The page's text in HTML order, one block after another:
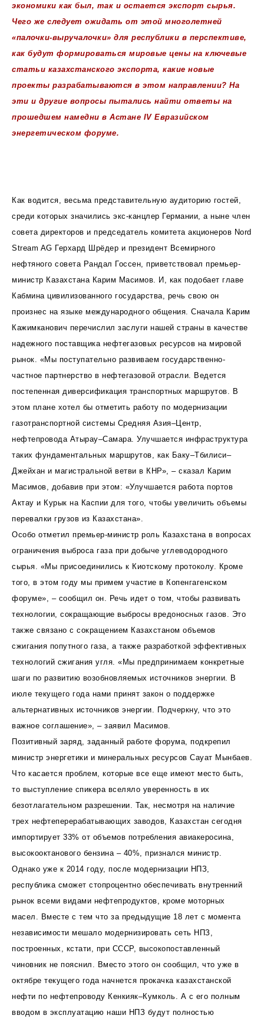
экономики как был, так и остается экспорт сырья.
Чего же следует ожидать от этой многолетней
«палочки-выручалочки» для республики в перспективе,
как будут формироваться мировые цены на ключевые
статьи казахстанского экспорта, какие новые
проекты разрабатываются в этом направлении? На
эти и другие вопросы пытались найти ответы на
прошедшем намедни в Астане IV Евразийском
энергетическом форуме.
Как водится, весьма представительную аудиторию гостей,
среди которых значились экс-канцлер Германии, а ныне член
совета директоров и председатель комитета акционеров Nord
Stream AG Герхард Шрёдер и президент Всемирного
нефтяного совета Рандал Госсен, приветствовал премьер-
министр Казахстана Карим Масимов. И, как подобает главе
Кабмина цивилизованного государства, речь свою он
произнес на языке международного общения. Сначала Карим
Кажимканович перечислил заслуги нашей страны в качестве
надежного поставщика нефтегазовых ресурсов на мировой
рынок. «Мы поступательно развиваем государственно-
частное партнерство в нефтегазовой отрасли. Ведется
постепенная диверсификация транспортных маршрутов. В
этом плане хотел бы отметить работу по модернизации
газотранспортной системы Средняя Азия–Центр,
нефтепровода Атырау–Самара. Улучшается инфраструктура
таких фундаментальных маршрутов, как Баку–Тбилиси–
Джейхан и магистральной ветви в КНР», – сказал Карим
Масимов, добавив при этом: «Улучшается работа портов
Актау и Курык на Каспии для того, чтобы увеличить объемы
перевалки грузов из Казахстана».
Особо отметил премьер-министр роль Казахстана в вопросах
ограничения выброса газа при добыче углеводородного
сырья. «Мы присоединились к Киотскому протоколу. Кроме
того, в этом году мы примем участие в Копенгагенском
форуме», – сообщил он. Речь идет о том, чтобы развивать
технологии, сокращающие выбросы вредоносных газов. Это
также связано с сокращением Казахстаном объемов
сжигания попутного газа, а также разработкой эффективных
технологий сжигания угля. «Мы предпринимаем конкретные
шаги по развитию возобновляемых источников энергии. В
июле текущего года нами принят закон о поддержке
альтернативных источников энергии. Подчеркну, что это
важное соглашение», – заявил Масимов.
Позитивный заряд, заданный работе форума, подкрепил
министр энергетики и минеральных ресурсов Сауат Мынбаев.
Что касается проблем, которые все еще имеют место быть,
то выступление спикера вселяло уверенность в их
безотлагательном разрешении. Так, несмотря на наличие
трех нефтеперерабатывающих заводов, Казахстан сегодня
импортирует 33% от объемов потребления авиакеросина,
высокооктанового бензина – 40%, признался министр.
Однако уже к 2014 году, после модернизации НПЗ,
республика сможет стопроцентно обеспечивать внутренний
рынок всеми видами нефтепродуктов, кроме моторных
масел. Вместе с тем что за предыдущие 18 лет с момента
независимости мешало модернизировать сеть НПЗ,
построенных, кстати, при СССР, высокопоставленный
чиновник не пояснил. Вместо этого он сообщил, что уже в
октябре текущего года начнется прокачка казахстанской
нефти по нефтепроводу Кенкияк–Кумколь. А с его полным
вводом в эксплуатацию наши НПЗ будут полностью